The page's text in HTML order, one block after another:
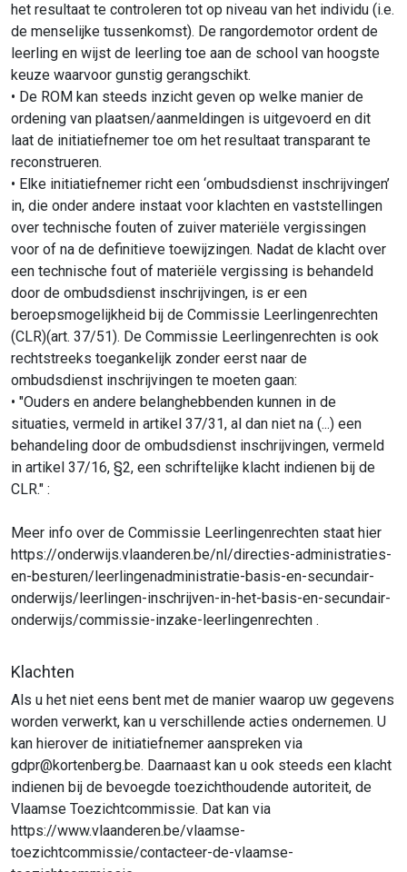
het resultaat te controleren tot op niveau van het individu (i.e.
de menselijke tussenkomst). De rangordemotor ordent de
leerling en wijst de leerling toe aan de school van hoogste
keuze waarvoor gunstig gerangschikt.
• De ROM kan steeds inzicht geven op welke manier de
ordening van plaatsen/aanmeldingen is uitgevoerd en dit
laat de initiatiefnemer toe om het resultaat transparant te
reconstrueren.
• Elke initiatiefnemer richt een ‘ombudsdienst inschrijvingen’
in, die onder andere instaat voor klachten en vaststellingen
over technische fouten of zuiver materiële vergissingen
voor of na de definitieve toewijzingen. Nadat de klacht over
een technische fout of materiële vergissing is behandeld
door de ombudsdienst inschrijvingen, is er een
beroepsmogelijkheid bij de Commissie Leerlingenrechten
(CLR)(art. 37/51). De Commissie Leerlingenrechten is ook
rechtstreeks toegankelijk zonder eerst naar de
ombudsdienst inschrijvingen te moeten gaan:
• "Ouders en andere belanghebbenden kunnen in de
situaties, vermeld in artikel 37/31, al dan niet na (...) een
behandeling door de ombudsdienst inschrijvingen, vermeld
in artikel 37/16, §2, een schriftelijke klacht indienen bij de
CLR." :
Meer info over de Commissie Leerlingenrechten staat hier
https://onderwijs.vlaanderen.be/nl/directies-administraties-
en-besturen/leerlingenadministratie-basis-en-secundair-
onderwijs/leerlingen-inschrijven-in-het-basis-en-secundair-
onderwijs/commissie-inzake-leerlingenrechten .
Klachten
Als u het niet eens bent met de manier waarop uw gegevens
worden verwerkt, kan u verschillende acties ondernemen. U
kan hierover de initiatiefnemer aanspreken via
gdpr@kortenberg.be. Daarnaast kan u ook steeds een klacht
indienen bij de bevoegde toezichthoudende autoriteit, de
Vlaamse Toezichtcommissie. Dat kan via
https://www.vlaanderen.be/vlaamse-
toezichtcommissie/contacteer-de-vlaamse-